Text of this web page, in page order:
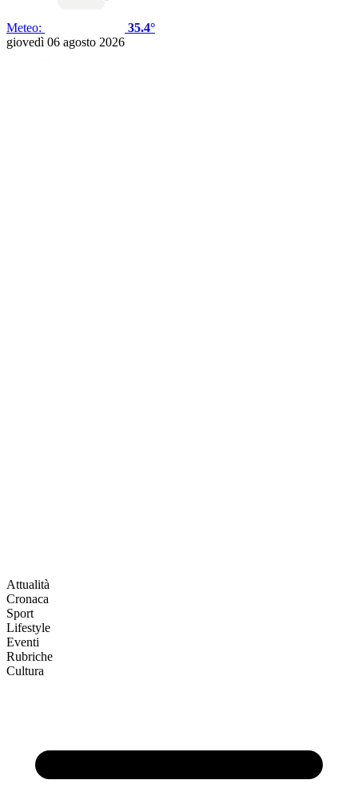
Meteo:
35.4°
giovedì 06 agosto 2026
Attualità
Cronaca
Sport
Lifestyle
Eventi
Rubriche
Cultura